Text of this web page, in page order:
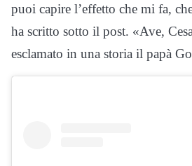
puoi capire l’effetto che mi fa,
ha scritto sotto il post. «Ave,
esclamato in una storia il papà